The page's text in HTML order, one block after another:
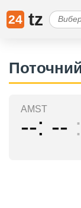
24 tz
AMST
-- --